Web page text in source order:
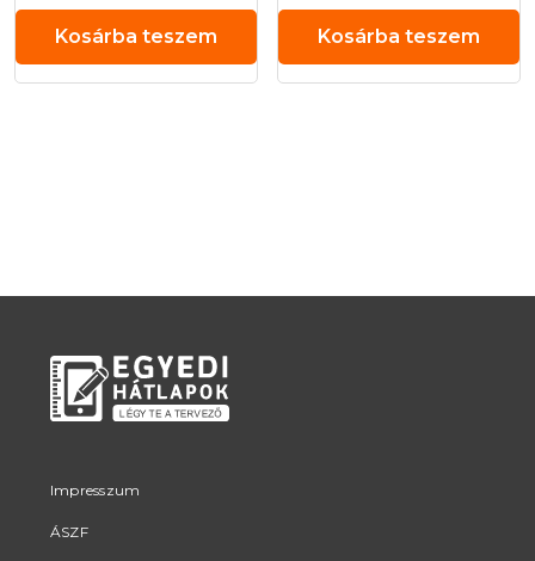
Kosárba teszem Kosárba teszem
Impresszum
ÁSZF